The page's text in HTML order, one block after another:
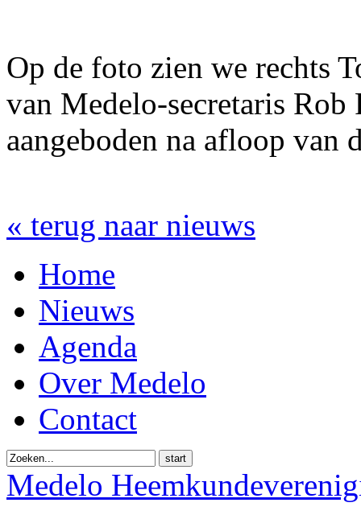
Op de foto zien we rechts
van Medelo-secretaris Rob
aangeboden na afloop van
« terug naar nieuws
Home
Nieuws
Agenda
Over Medelo
Contact
start
Medelo